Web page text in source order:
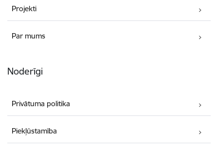
Projekti
Par mums
Noderīgi
Privātuma politika
Piekļūstamība